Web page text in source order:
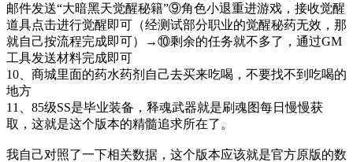
邮件发送“大暗黑天觉醒秘籍”⑨角色小退重进游戏，接收觉醒
道具点击进行觉醒即可（经测试部分职业的觉醒秘药无效，那
就自己按流程完成即可）→⑩剩余的任务就不多了，通过GM
工具发送材料完成即可
10、商城里面的药水药剂自己去买来吃喝，不要找不到吃喝的
地方
11、85级SS是毕业装备，释魂武器就是刷魂图每日慢慢获
取，这就是这个版本的精髓追求所在了。
我自己对照了一下相关数据，这个版本应该就是官方原版的数